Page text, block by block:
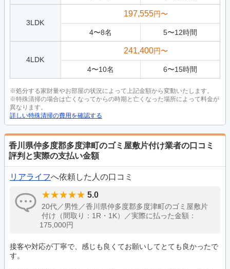
3LDK
197,555円〜
4〜8名 5〜12時間
4LDK
241,400円〜
4〜10名 6〜15時間
※処分する家財量やお部屋の状況によって上記金額から変動いたします。
※特殊清掃の場合は亡くなってからの時期と亡くなった場所によって料金が
異なります。
詳しい特殊清掃の費用を確認する
香川県仲多度郡多度津町のゴミ屋敷片付け業者の口コミ
評判と実際の支払い金額
リアライフへ依頼した人の口コミ
5.0
20代／男性／香川県仲多度郡多度津町のゴミ屋敷片
付け（間取り：1R・1K）／実際に払った金額：
175,000円
接客や対応が丁寧で、感じも良くてお願いしてとても良かったで
す。